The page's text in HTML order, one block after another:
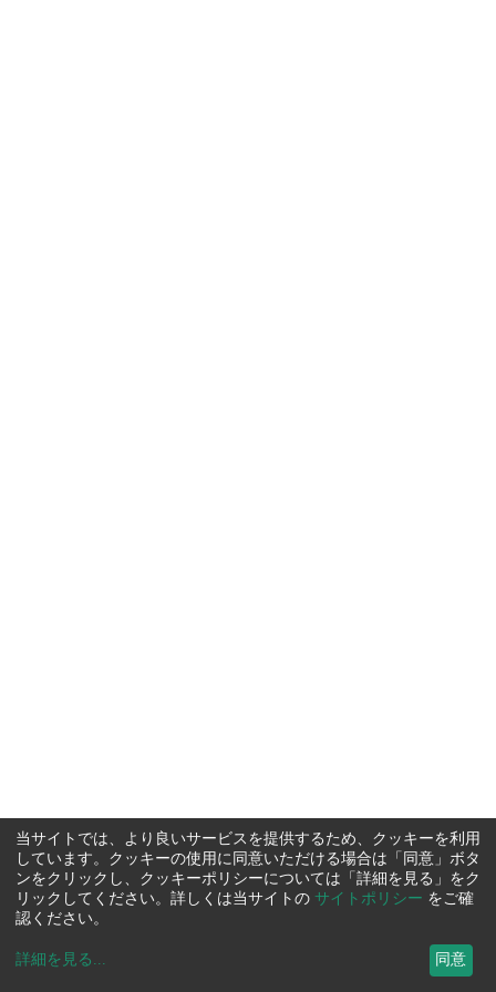
当サイトでは、より良いサービスを提供するため、クッキーを利用
しています。クッキーの使用に同意いただける場合は「同意」ボタ
ンをクリックし、クッキーポリシーについては「詳細を見る」をク
リックしてください。詳しくは当サイトの サイトポリシー をご確
認ください。
詳細を見る ... 同意